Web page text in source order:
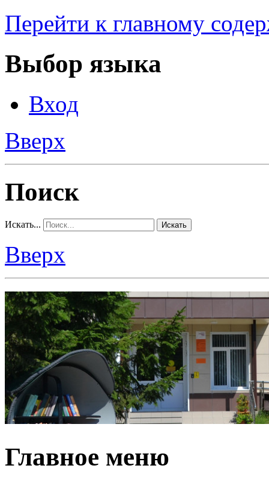
Перейти к главному
Выбор языка
Вход
Вверх
Поиск
Искать... Искать
Вверх
Главное меню